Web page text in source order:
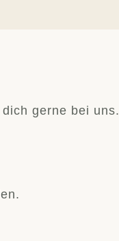
gerne bei uns.